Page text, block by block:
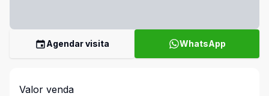
Agendar visita WhatsApp
Valor venda